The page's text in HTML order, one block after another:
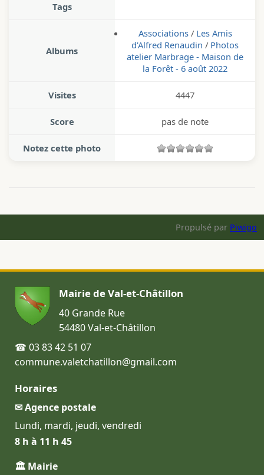
Tags
Albums
Associations/ Les Amis
d'Alfred Renaudin / Photos
atelier Marbrage - Maison de
la Forêt - 6 août 2022
Visites 4447
Score pas de note
Notez cette photo
Propulsé par Piwigo
Mairie de Val-et-Châtillon
40 Grande Rue
54480 Val-et-Châtillon
☎ 03 83 42 51 07
commune.valetchatillon@gmail.com
Horaires
✉ Agence postale
Lundi, mardi, jeudi, vendredi
8 h à 11 h 45
🏛 Mairie